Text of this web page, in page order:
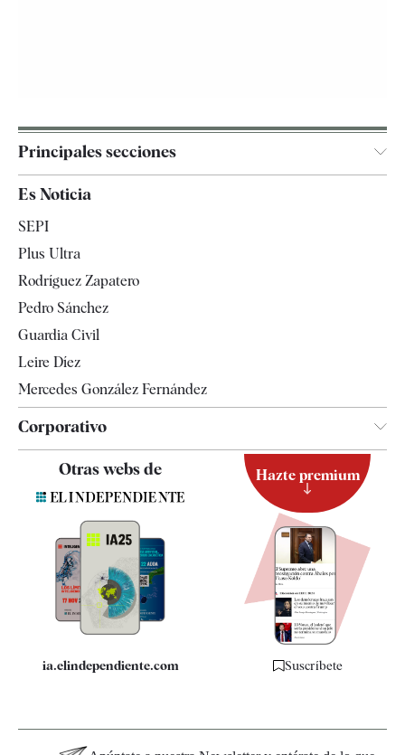
Principales secciones
España
Televisión
Es Noticia
SEPI
Plus Ultra
Rodríguez Zapatero
Pedro Sánchez
Guardia Civil
Leire Díez
Mercedes González Fernández
Corporativo
Contacto
Quiénes somos
Especificaciones
Otras webs de
ia.elindependiente.com
Hazte premium
Suscríbete